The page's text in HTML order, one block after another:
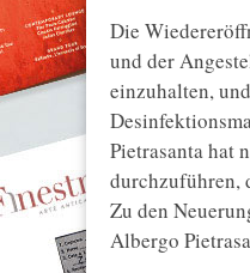
Die
und der
einzuhalten,
Pietrasanta hat
durchzuführen,
Zu den
Albergo